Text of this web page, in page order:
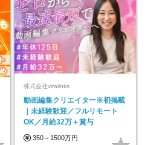
株式会社viralinks
動画編集クリエイター※初掲載
｜未経験歓迎／フルリモート
OK／月給32万＋賞与
350～1500万円